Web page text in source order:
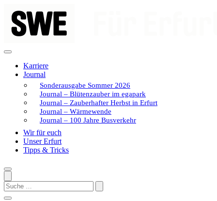
Inhalt
springen
Karriere
Journal
Sonderausgabe Sommer 2026
Journal – Blütenzauber im egapark
Journal – Zauberhafter Herbst in Erfurt
Journal – Wärmewende
Journal – 100 Jahre Busverkehr
Wir für euch
Unser Erfurt
Tipps & Tricks
Search